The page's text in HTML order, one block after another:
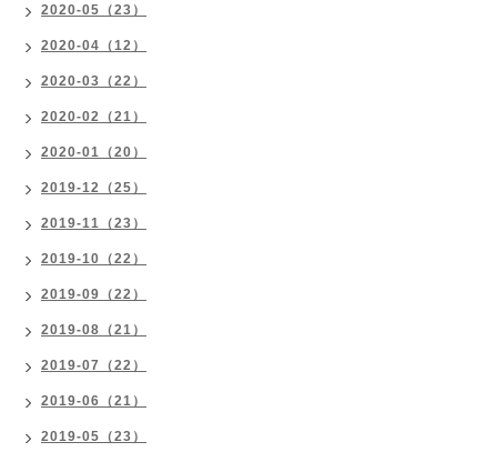
2020-05（23）
2020-04（12）
2020-03（22）
2020-02（21）
2020-01（20）
2019-12（25）
2019-11（23）
2019-10（22）
2019-09（22）
2019-08（21）
2019-07（22）
2019-06（21）
2019-05（23）